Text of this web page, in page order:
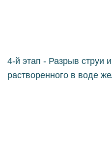
4-й этап - Разрыв струи
растворенного в воде